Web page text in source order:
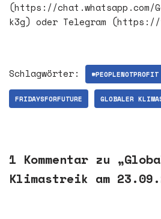
(https://chat.whatsapp.com/
k3g) oder Telegram
Schlagwörter: #PEOPLENOTPROFIT
FRIDAYSFORFUTURE GLOBALER
1 Kommentar zu
Klimastreik am